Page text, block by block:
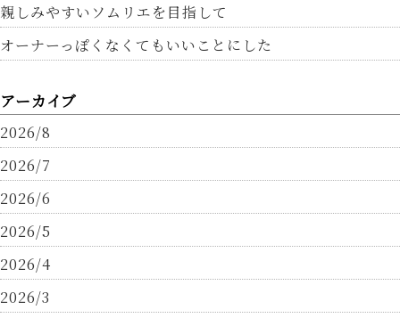
親しみやすいソムリエを目指して
オーナーっぽくなくてもいいことにした
アーカイブ
2026/8
2026/7
2026/6
2026/5
2026/4
2026/3